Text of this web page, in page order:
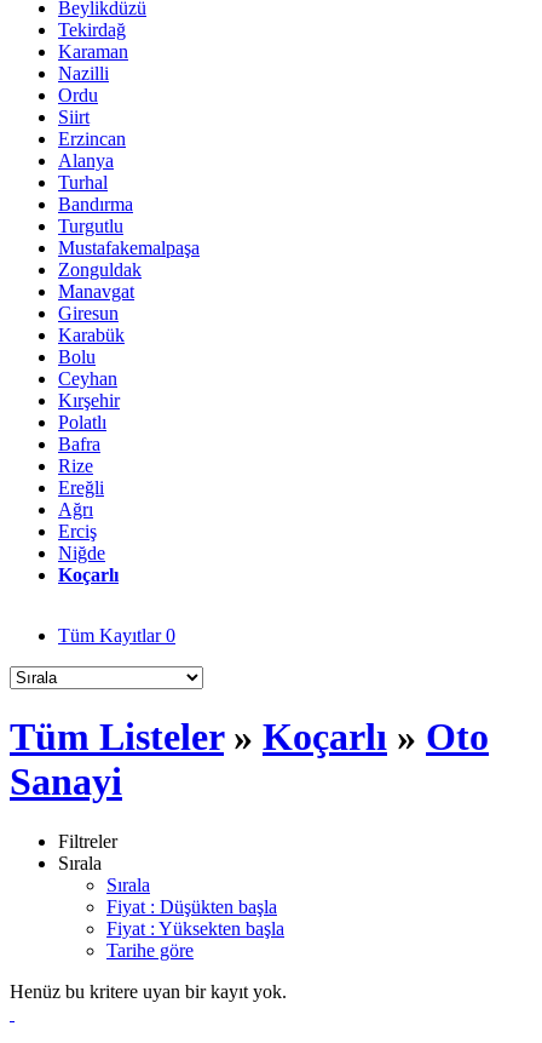
Beylikdüzü
Tekirdağ
Karaman
Nazilli
Ordu
Siirt
Erzincan
Alanya
Turhal
Bandırma
Turgutlu
Mustafakemalpaşa
Zonguldak
Manavgat
Giresun
Karabük
Bolu
Ceyhan
Kırşehir
Polatlı
Bafra
Rize
Ereğli
Ağrı
Erciş
Niğde
Koçarlı
Tüm Kayıtlar0
Tüm Listeler» Koçarlı » Oto
Sanayi
Filtreler
Sırala
Sırala
Fiyat : Düşükten başla
Fiyat : Yüksekten başla
Tarihe göre
Henüz bu kritere uyan bir kayıt yok.